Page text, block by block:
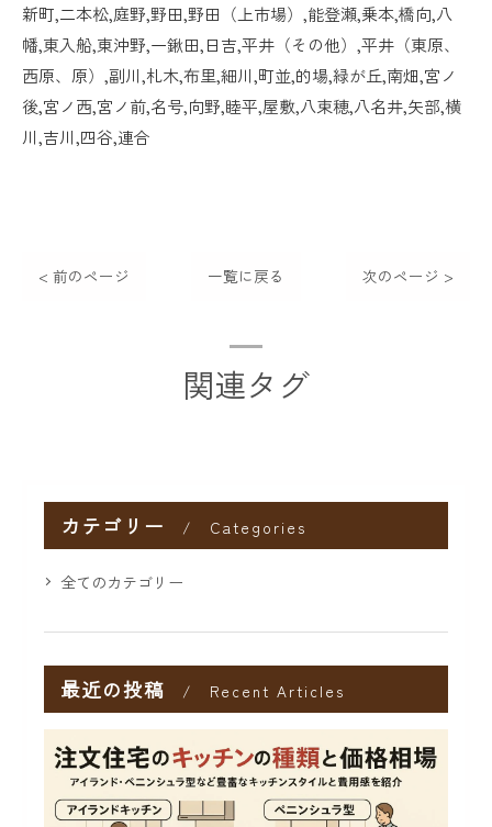
新町,二本松,庭野,野田,野田（上市場）,能登瀬,乗本,橋向,八
幡,東入船,東沖野,一鍬田,日吉,平井（その他）,平井（東原、
西原、原）,副川,札木,布里,細川,町並,的場,緑が丘,南畑,宮ノ
後,宮ノ西,宮ノ前,名号,向野,睦平,屋敷,八束穂,八名井,矢部,横
川,吉川,四谷,連合
< 前のページ 一覧に戻る 次のページ >
関連タグ
カテゴリー Categories
全てのカテゴリー
最近の投稿 Recent Articles